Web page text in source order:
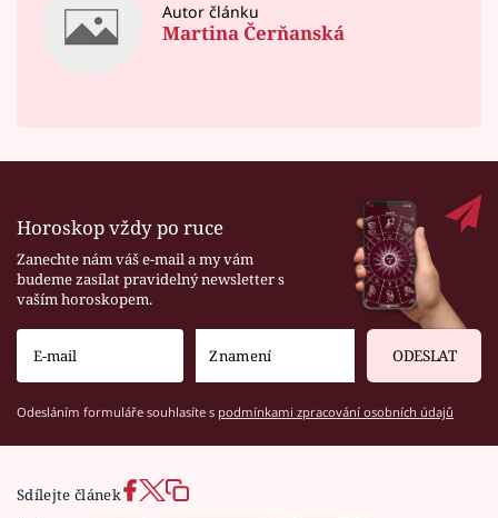
Autor článku
Martina Čerňanská
Horoskop vždy po ruce
Zanechte nám váš e-mail a my vám
budeme zasílat pravidelný newsletter s
vaším horoskopem.
ODESLAT
Odesláním formuláře souhlasíte s podmínkami zpracování osobních údajů
Sdílejte článek